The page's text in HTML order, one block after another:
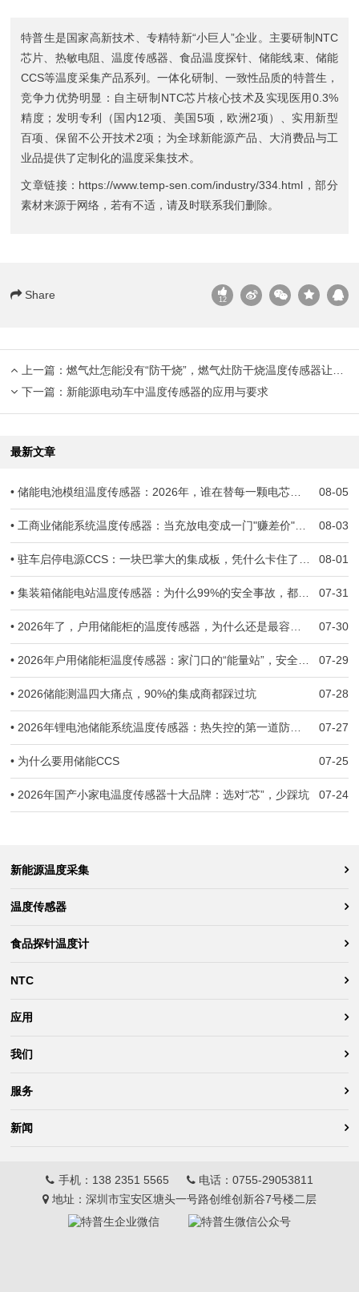
特普生是国家高新技术、专精特新“小巨人”企业。主要研制 NTC
芯片
热敏电阻 、温度传感器 、食品温度探针 、储能线束、 储能
CCS等温度采集产品系列。一体化研制、一致性品质的特普生，
竞争力优势明显：自主研制NTC芯片核心技术及实现医用0.3%
精度；发明专利（国内12项、美国5项，欧洲2项）、实用新型
百项、保留不公开技术2项；为全球新能源产品、大消费品与工
业品提供了定制化的温度采集技术。
文章链接： https://www.temp-sen.com/industry/334.html ，部分
素材来源于网络，若有不适，请及时联系我们删除。
Share 12
上一篇： 燃气灶怎能没有“防干烧”，燃气灶防干烧温度传感器让灶具更有安全感
下一篇： 新能源电动车中温度传感器的应用与要求
最新文章
08-05
• 储能电池模组温度传感器：2026年，谁在替每一颗电芯守住生死线？
08-03
• 工商业储能系统温度传感器：当充放电变成一门"赚差价"的生意，温度一旦失准，亏的就是真金白银
08-01
• 驻车启停电源CCS：一块巴掌大的集成板，凭什么卡住了几十万辆车子的交付？
07-31
• 集装箱储能电站温度传感器：为什么99%的安全事故，都跟温度监测失准有关
07-30
• 2026年了，户用储能柜的温度传感器，为什么还是最容易被忽视的那一环？
07-29
• 2026年户用储能柜温度传感器：家门口的“能量站”，安全防线守住了吗？
07-28
• 2026储能测温四大痛点，90%的集成商都踩过坑
07-27
• 2026年锂电池储能系统温度传感器：热失控的第一道防线，到底守住了没有？
07-25
• 为什么要用储能CCS
07-24
• 2026年国产小家电温度传感器十大品牌：选对“芯”，少踩坑
新能源温度采集
温度传感器
食品探针温度计
NTC
应用
我们
服务
新闻
手机： 138 2351 5565 电话： 0755-29053811
地址：深圳市宝安区塘头一号路创维创新谷7号楼二层